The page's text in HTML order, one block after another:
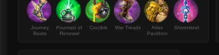
Journey
Boots
Fountain of
Renewal
Crucible War Treads
Atlas
Pauldron
Shiversteel